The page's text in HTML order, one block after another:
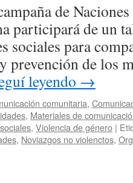
de
participará de un
sociales para
prevención de los
leyendo →
comunitaria,
, Materiales de
, Violencia de género |
, Noviazgos no violenctos,